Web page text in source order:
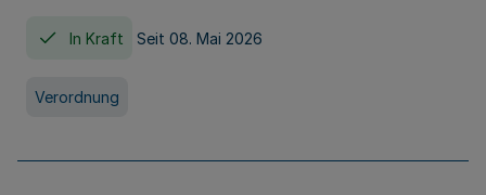
In Kraft Seit 08. Mai 2026
Verordnung